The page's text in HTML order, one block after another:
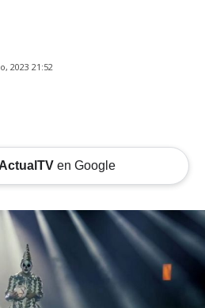
2023 21:52
ActualTVen Google